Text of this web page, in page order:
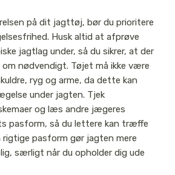
på dit jagttøj, bør du prioritere
Husk altid at afprøve
jagtlag under, så du sikrer, at der
om nødvendigt. Tøjet må ikke være
ryg og arme, da dette kan
under jagten. Tjek
og læs andre jægeres
pasform, så du lettere kan træffe
pasform gør jagten mere
særligt når du opholder dig ude